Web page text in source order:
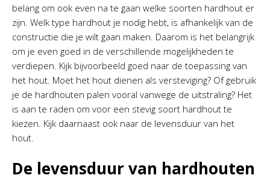
belang om ook even na te gaan welke soorten hardhout er
zijn. Welk type hardhout je nodig hebt, is afhankelijk van de
constructie die je wilt gaan maken. Daarom is het belangrijk
om je even goed in de verschillende mogelijkheden te
verdiepen. Kijk bijvoorbeeld goed naar de toepassing van
het hout. Moet het hout dienen als versteviging? Of gebruik
je de hardhouten palen vooral vanwege de uitstraling? Het
is aan te raden om voor een stevig soort hardhout te
kiezen. Kijk daarnaast ook naar de levensduur van het
hout.
De levensduur van hardhouten